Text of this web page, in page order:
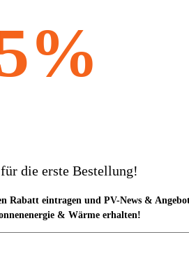
die erste Bestellung!
Rabatt eintragen und PV-News &
& Wärme erhalten!